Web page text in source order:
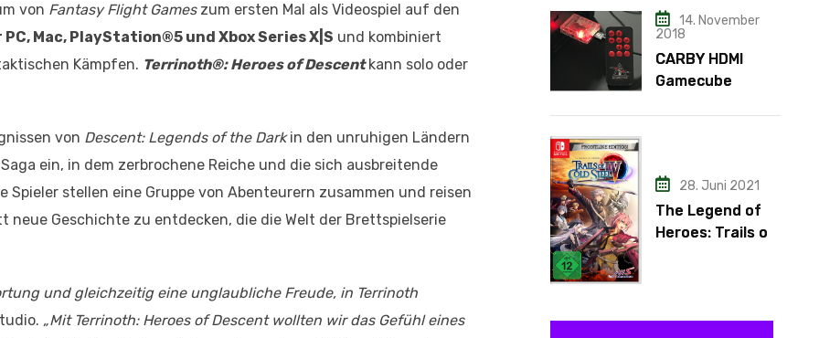
von Fantasy Flight Gameszum ersten Mal als Videospiel auf den
Mac, PlayStation®5 und Xbox Series X|S und kombiniert
Kämpfen. Terrinoth®: Heroes of Descentkann solo oder
von Descent: Legends of the Darkin den unruhigen Ländern
ein, in dem zerbrochene Reiche und die sich ausbreitende
stellen eine Gruppe von Abenteurern zusammen und reisen
Geschichte zu entdecken, die die Welt der Brettspielserie
und gleichzeitig eine unglaubliche Freude, in Terrinoth
„Mit Terrinoth: Heroes of Descent wollten wir das Gefühl eines
14. November
2018
CARBY HDMI
Gamecube
28. Juni 2021
The Legend of
Heroes: Trails of